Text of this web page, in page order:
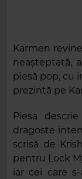
Karmen
neașteptată,
piesă pop, cu
prezintă pe
Piesa
dragoste
scrisă de
pentru Lock
iar cei care